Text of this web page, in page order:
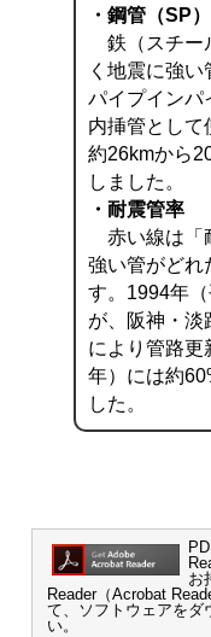
・鋼管（SP）
鉄（スチー
く地震に強い
パイプインパ
内挿管として
約26kmから
しました。
・耐震管率
赤い線は「
強い管がどれ
す。1994年
が、阪神・淡
により管路更
年）には約
した。
お
Reader（Acrobat
て、ソフトウェアをダ
い。